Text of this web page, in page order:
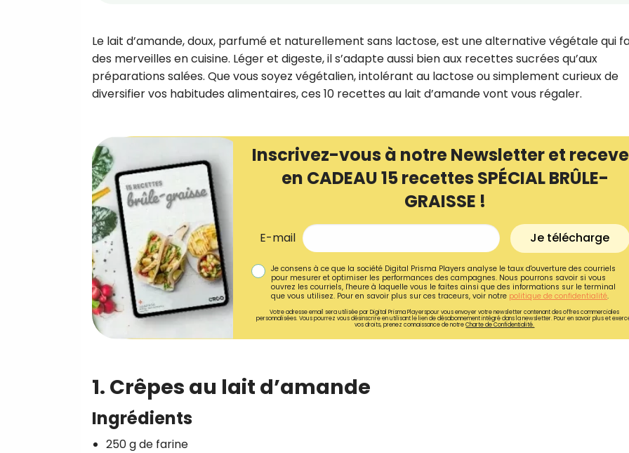
Le lait d’amande, doux, parfumé et naturellement sans lactose, est une alternative végétale qui
des merveilles en cuisine. Léger et digeste, il s’adapte aussi bien aux recettes sucrées qu’aux
préparations salées. Que vous soyez végétalien, intolérant au lactose ou simplement curieux de
diversifier vos habitudes alimentaires, ces 10 recettes au lait d’amande vont vous régaler.
Inscrivez-vous à notre Newsletter et
en CADEAU 15 recettes SPÉCIAL BRÛLE-
GRAISSE !
E-mail Je télécharge
Je consens à ce que la société Digital Prisma Players analyse le taux d'ouverture des courriels
pour mesurer et optimiser les performances des campagnes. Nous pourrons savoir si vous
ouvrez les courriels, l'heure à laquelle vous le faites ainsi que des informations sur le terminal
que vous utilisez. Pour en savoir plus sur ces traceurs, voir notre politique de confidentialité.
Votre adresse email sera utilisée par Digital Prisma Playerspour vous envoyer votre newsletter contenant des offres commerciales
personnalisées. Vous pourrez vous désinscrire en utilisant le lien de désabonnement intégré dans la newsletter. Pour en savoir plus et
vos droits, prenez connaissance de notreCharte de Confidentialité.
1. Crêpes au lait d’amande
Ingrédients
250 g de farine
Recevez
recettes inédites de
!